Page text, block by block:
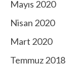
Mayıs 2020
Nisan 2020
Mart 2020
Temmuz 2018